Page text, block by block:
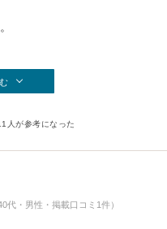
人が参考になった
代・男性・掲載口コミ1件）